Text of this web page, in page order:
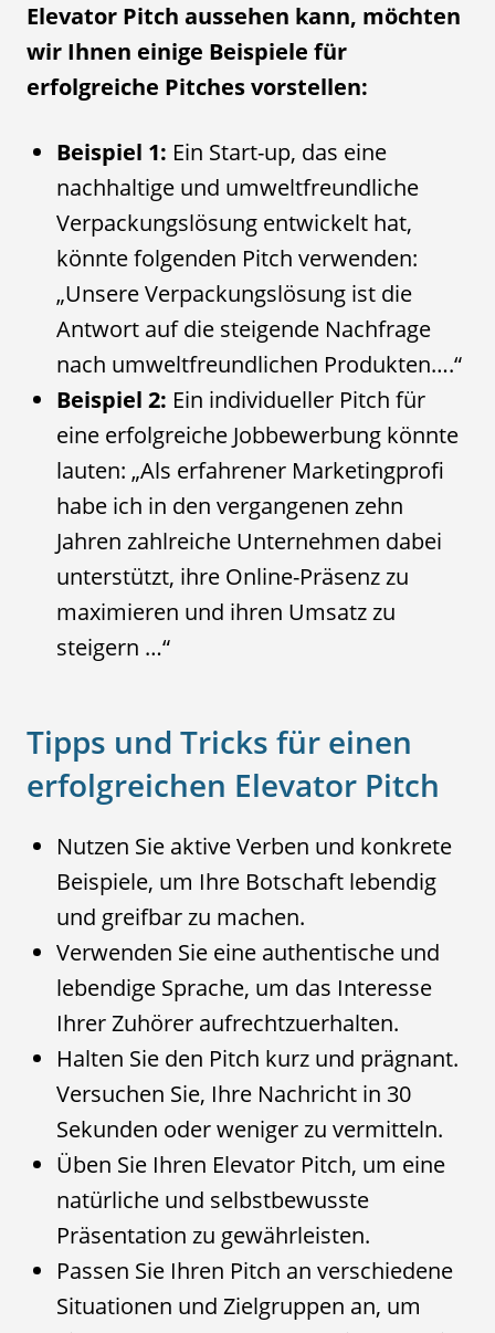
Elevator Pitch aussehen kann, möchten
wir Ihnen einige Beispiele für
erfolgreiche Pitches vorstellen:
Beispiel 1: Ein Start-up, das eine
nachhaltige und umweltfreundliche
Verpackungslösung entwickelt hat,
könnte folgenden Pitch verwenden:
„Unsere Verpackungslösung ist die
Antwort auf die steigende Nachfrage
nach umweltfreundlichen Produkten….“
Beispiel 2: Ein individueller Pitch für
eine erfolgreiche Jobbewerbung könnte
lauten: „Als erfahrener Marketingprofi
habe ich in den vergangenen zehn
Jahren zahlreiche Unternehmen dabei
unterstützt, ihre Online-Präsenz zu
maximieren und ihren Umsatz zu
steigern …“
Tipps und Tricks für einen
erfolgreichen Elevator Pitch
Nutzen Sie aktive Verben und konkrete
Beispiele, um Ihre Botschaft lebendig
und greifbar zu machen.
Verwenden Sie eine authentische und
lebendige Sprache, um das Interesse
Ihrer Zuhörer aufrechtzuerhalten.
Halten Sie den Pitch kurz und prägnant.
Versuchen Sie, Ihre Nachricht in 30
Sekunden oder weniger zu vermitteln.
Üben Sie Ihren Elevator Pitch, um eine
natürliche und selbstbewusste
Präsentation zu gewährleisten.
Passen Sie Ihren Pitch an verschiedene
Situationen und Zielgruppen an, um